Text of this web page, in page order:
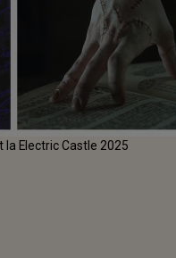
la Electric Castle 2025